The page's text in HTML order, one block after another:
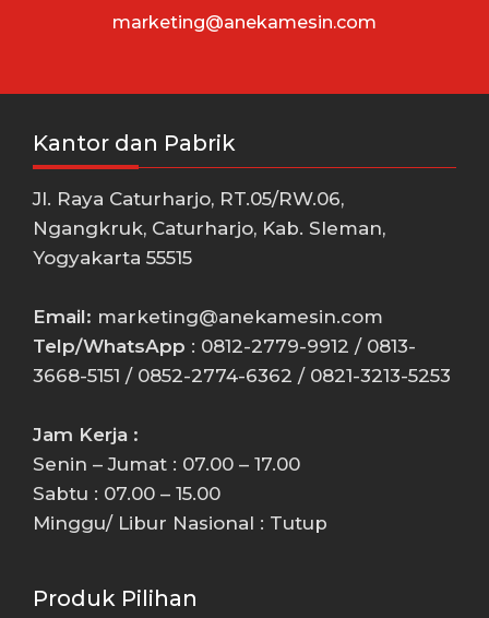
marketing@anekamesin.com
Kantor dan Pabrik
Jl. Raya Caturharjo, RT.05/RW.06,
Ngangkruk, Caturharjo, Kab. Sleman,
Yogyakarta 55515
Email: marketing@anekamesin.com
Telp/WhatsApp : 0812-2779-9912 / 0813-
3668-5151 / 0852-2774-6362 / 0821-3213-5253
Jam Kerja :
Senin – Jumat : 07.00 – 17.00
Sabtu : 07.00 – 15.00
Minggu/ Libur Nasional : Tutup
Produk Pilihan